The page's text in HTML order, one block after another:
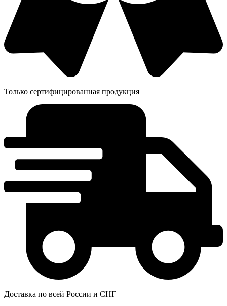
Только сертифицированная продукция
Доставка по всей России и СНГ